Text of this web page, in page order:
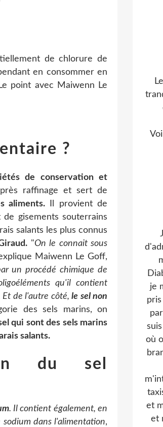
de chlorure de
en consommer en
point avec Maiwenn Le
?
de conservation et
raffinage et sert de
aliments. Il provient de
gisements souterrains
salants les plus connus
"On le connait sous
Maiwenn Le Goff,
un procédé chimique de
qu'il contient
Et de l'autre côté,le sel non
des sels marins, on
qui sont des sels marins
salants.
du sel
. Il contient également, en
dans l'alimentation,
je
où
et
et